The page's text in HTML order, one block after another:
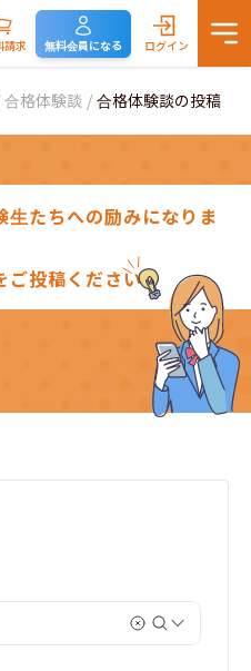
請求 無料会員になる ログイン
合格体験談 / 合格体験談の投稿
たちへの励みになりま
ご投稿ください。